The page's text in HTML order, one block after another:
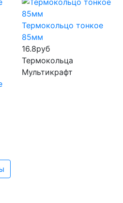
Термокольцо тонкое
85мм
16.8руб
Термокольца
Мультикрафт